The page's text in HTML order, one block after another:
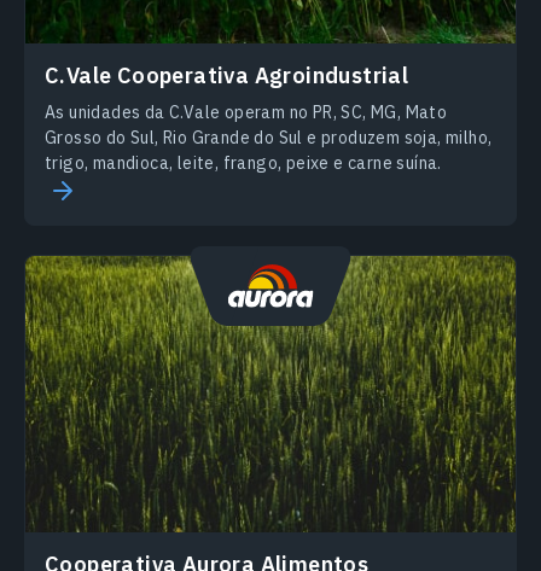
С.Vale Cooperativa Agroindustrial
As unidades da C.Vale operam no PR, SC, MG, Mato
Grosso do Sul, Rio Grande do Sul e produzem soja, milho,
trigo, mandioca, leite, frango, peixe e carne suína.
Сooperativa Aurora Alimentos